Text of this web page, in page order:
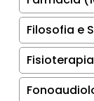
Filosofia e